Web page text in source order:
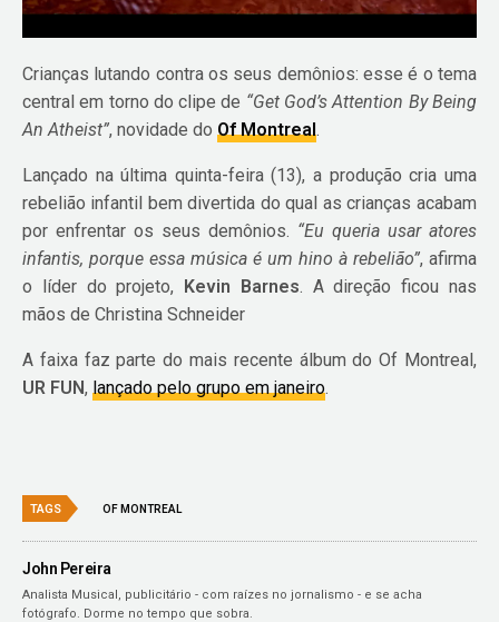
Crianças lutando contra os seus demônios: esse é o tema
central em torno do clipe de “Get God’s Attention By Being
An Atheist”, novidade doOf Montreal.
Lançado na última quinta-feira (13), a produção cria uma
rebelião infantil bem divertida do qual as crianças acabam
por enfrentar os seus demônios. “Eu queria usar atores
infantis, porque essa música é um hino à rebelião”, afirma
o líder do projeto, Kevin Barnes. A direção ficou nas
mãos de Christina Schneider
A faixa faz parte do mais recente álbum do Of Montreal,
UR FUN,lançado pelo grupo em janeiro.
TAGS OF MONTREAL
John Pereira
Analista Musical, publicitário - com raízes no jornalismo - e se acha
fotógrafo. Dorme no tempo que sobra.